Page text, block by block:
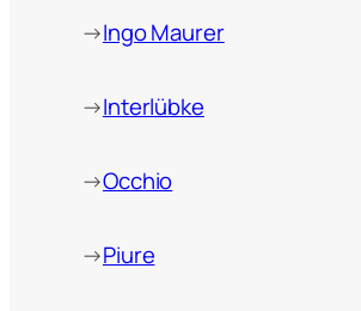
→Ingo Maurer
→Interlübke
→Occhio
→Piure